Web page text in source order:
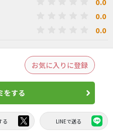
0.0
0.0
お気に入りに登録
をする
る LINEで送る